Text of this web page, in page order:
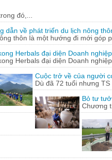
đó,...
dẫn về phát triển du lịch nông
thôn là một hướng đi mới góp
Herbals đại diện Doanh
Herbals đại diện Doanh
Cuộc trở về của người
Dù đã 72 tuổi nhưng
Bỏ tư
Chương